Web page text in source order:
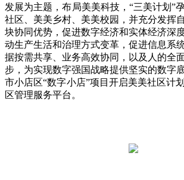
发展为主题，布局美美科技，“三美计划”
社区、美美乡村、美美校园，并充分发挥
块协同优势，促进数字经济和实体经济深
动生产生活和治理方式变革，促进信息系
据按需共享、业务高效协同，以及人的全
步，为实现数字强国战略提供坚实的数字
市小店区“数字小店”项目开启美美社区计
区管理服务平台。